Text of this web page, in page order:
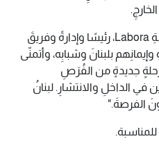
ختامًا، أتوجّهُ بالشكرِ إلى مؤسّسةِ Labora، رئيسًا وإدارةً وفريقَ
بلبنانَ وشبابِه، وأتمنّى
جديدةٍ من الفُرَصِ
في الداخلِ والانتشارِ. لبنانُ
الفرصةَ."
للمناسبة.